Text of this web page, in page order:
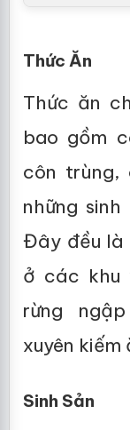
Thức Ăn
Thức ăn
bao gồm
côn
những
Đây đều là
ở các khu
rừng
xuyên kiếm
Sinh Sản